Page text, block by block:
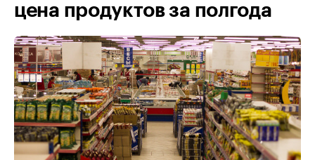
цена продуктов за полгода